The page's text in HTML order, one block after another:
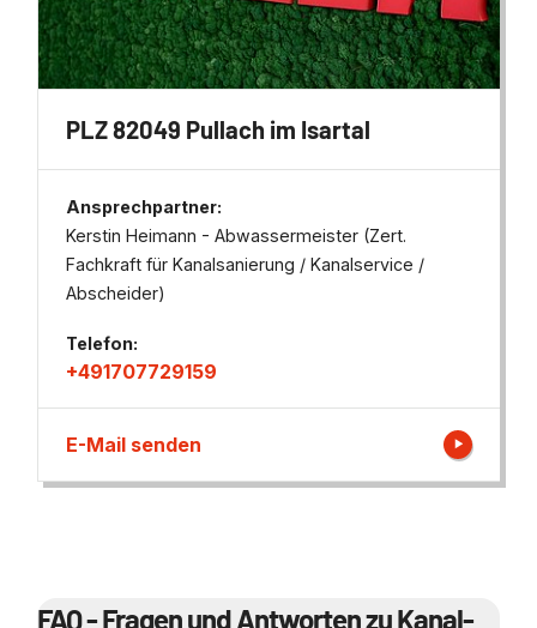
PLZ 82049 Pullach im Isartal
Ansprechpartner:
Kerstin Heimann - Abwassermeister (Zert.
Fachkraft für Kanalsanierung / Kanalservice /
Abscheider)
Telefon:
+491707729159
E-Mail senden
FAQ - Fragen und Antworten zu Kanal-